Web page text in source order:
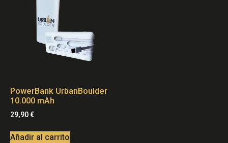
PowerBank UrbanBoulder
10.000 mAh
29,90€
Añadir al carrito